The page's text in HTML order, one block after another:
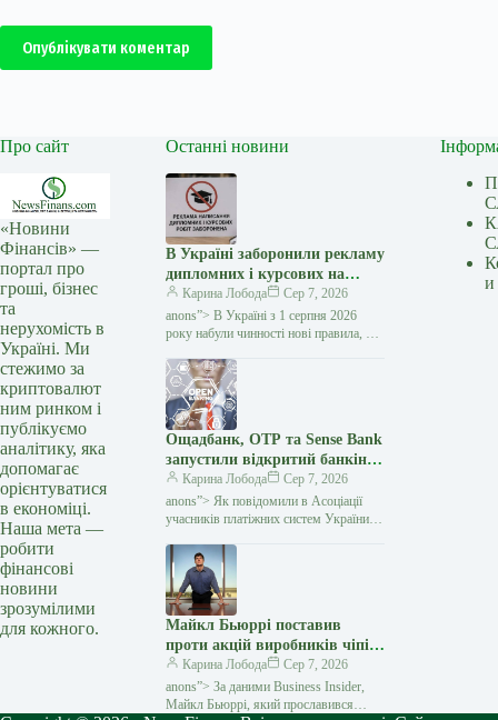
Опублікувати коментар
Про сайт
«Новини
Фінансів» —
портал про
гроші, бізнес
та
нерухомість в
Україні. Ми
стежимо за
криптовалют
ним ринком і
публікуємо
аналітику, яка
допомагає
орієнтуватися
в економіці.
Наша мета —
робити
фінансові
новини
зрозумілими
для кожного.
Останні новини
В Україні заборонили рекламу
дипломних і курсових на
замовлення: кого стосуються
нові правила — Мінфін
Карина Лобода
Сер 7, 2026
anons”> В Україні з 1 серпня 2026
року набули чинності нові правила, які
з написання академічних робіт замість
студентів і…
Ощадбанк, OTP та Sense Bank
запустили відкритий банкінг:
що змінилося для клієнтів —
Мінфін
Карина Лобода
Сер 7, 2026
anons”> Як повідомили в Асоціації
учасників платіжних систем України
Ощадбанк офіційно приєдналися
до екосистеми відкритого банкінгу
Майкл Бьюррі поставив
проти акцій виробників чіпів
і знов отримав перемогу —
Мінфін
Карина Лобода
Сер 7, 2026
anons”> За даними Business Insider,
Майкл Бьюррі, який прославився
и